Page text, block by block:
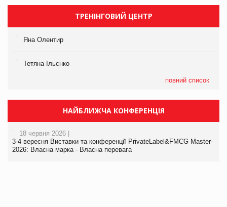
ТРЕНІНГОВИЙ ЦЕНТР
Яна Олентир
Тетяна Ільєнко
повний список
НАЙБЛИЖЧА КОНФЕРЕНЦІЯ
18 червня 2026 |
3-4 вересня Виставки та конференції PrivateLabel&FMCG Master-
2026: Власна марка - Власна перевага